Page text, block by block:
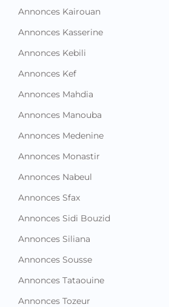
Annonces Kairouan
Annonces Kasserine
Annonces Kebili
Annonces Kef
Annonces Mahdia
Annonces Manouba
Annonces Medenine
Annonces Monastir
Annonces Nabeul
Annonces Sfax
Annonces Sidi Bouzid
Annonces Siliana
Annonces Sousse
Annonces Tataouine
Annonces Tozeur